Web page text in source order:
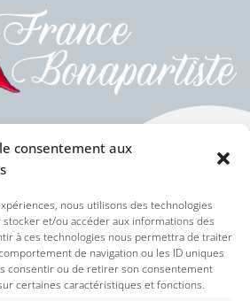
consentement aux
nous utilisons des technologies
et/ou accéder aux informations des
à ces technologies nous permettra de traiter
de navigation ou les ID uniques
consentir ou de retirer son consentement
certaines caractéristiques et fonctions.
(UE)